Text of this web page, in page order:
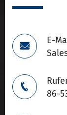

E-

86-